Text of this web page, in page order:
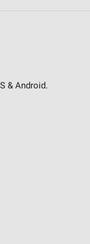
& Android.